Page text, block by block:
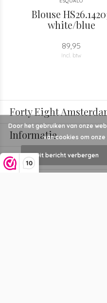
10
Blouse
white/blue
89,95
Incl. btw
Forty Eight
Informatie
Categorieën
Door het gebruiken van onze
van cookies om
Dit bericht verbergen